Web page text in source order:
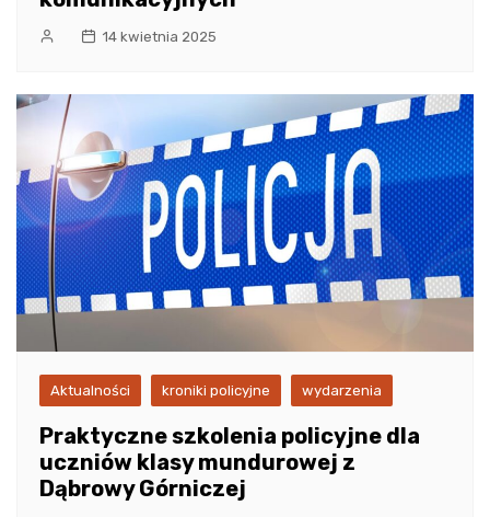
14 kwietnia 2025
Aktualności kroniki policyjne wydarzenia
Praktyczne szkolenia policyjne dla
uczniów klasy mundurowej z
Dąbrowy Górniczej